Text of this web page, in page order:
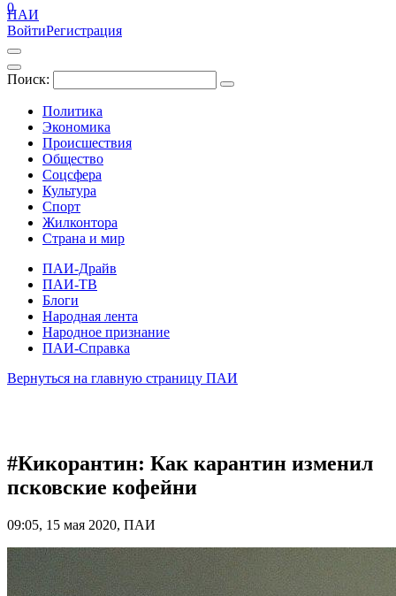
ПАИ
ВойтиРегистрация
Поиск:
Политика
Экономика
Происшествия
Общество
Соцсфера
Культура
Спорт
Жилконтора
Страна и мир
ПАИ-Драйв
ПАИ-ТВ
Блоги
Народная лента
Народное признание
ПАИ-Справка
0
Вернуться на главную страницу ПАИ
#Кикорантин: Как карантин изменил
псковские кофейни
09:05, 15 мая 2020, ПАИ